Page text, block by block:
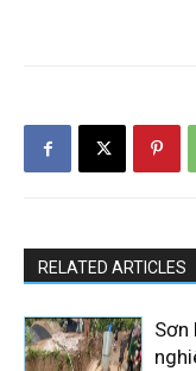
RELATED ARTICLES
Sơn